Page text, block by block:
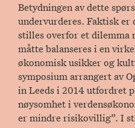
Betydningen av dette
undervurderes. Faktisk
stilles overfor et dilemma
måtte balanseres i en
økonomisk usikker og
symposium arrangert av
in Leeds i 2014 utfordret
nøysomhet i
er mindre risikovillig”. I